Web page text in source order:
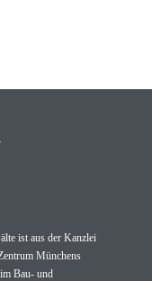
ist aus der Kanzlei
Münchens
Bau- und